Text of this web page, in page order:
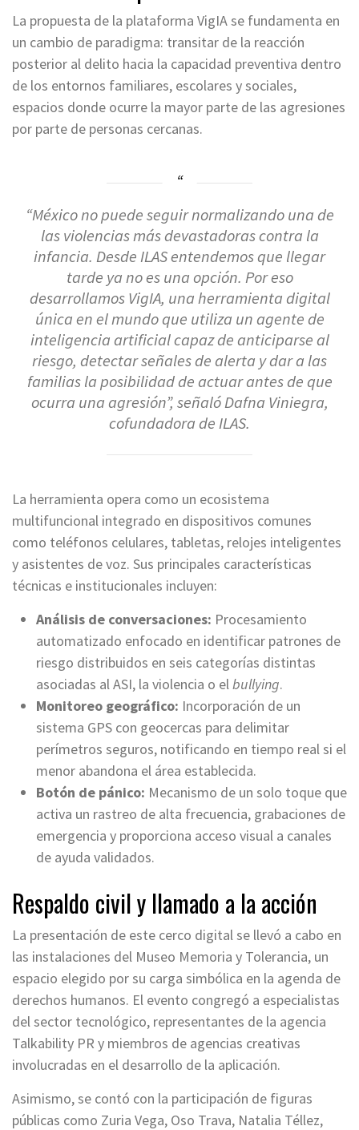
La propuesta de la plataforma VigIA se fundamenta en
un cambio de paradigma: transitar de la reacción
posterior al delito hacia la capacidad preventiva dentro
de los entornos familiares, escolares y sociales,
espacios donde ocurre la mayor parte de las agresiones
por parte de personas cercanas.
“México no puede seguir normalizando una de
las violencias más devastadoras contra la
infancia. Desde ILAS entendemos que llegar
tarde ya no es una opción. Por eso
desarrollamos VigIA, una herramienta digital
única en el mundo que utiliza un agente de
inteligencia artificial capaz de anticiparse al
riesgo, detectar señales de alerta y dar a las
familias la posibilidad de actuar antes de que
ocurra una agresión”, señaló Dafna Viniegra,
cofundadora de ILAS.
La herramienta opera como un ecosistema
multifuncional integrado en dispositivos comunes
como teléfonos celulares, tabletas, relojes inteligentes
y asistentes de voz. Sus principales características
técnicas e institucionales incluyen:
Análisis de conversaciones: Procesamiento
automatizado enfocado en identificar patrones de
riesgo distribuidos en seis categorías distintas
asociadas al ASI, la violencia o elbullying.
Monitoreo geográfico: Incorporación de un
sistema GPS con geocercas para delimitar
perímetros seguros, notificando en tiempo real si el
menor abandona el área establecida.
Botón de pánico: Mecanismo de un solo toque que
activa un rastreo de alta frecuencia, grabaciones de
emergencia y proporciona acceso visual a canales
de ayuda validados.
Respaldo civil y llamado a la acción
La presentación de este cerco digital se llevó a cabo en
las instalaciones del Museo Memoria y Tolerancia, un
espacio elegido por su carga simbólica en la agenda de
derechos humanos. El evento congregó a especialistas
del sector tecnológico, representantes de la agencia
Talkability PR y miembros de agencias creativas
involucradas en el desarrollo de la aplicación.
Asimismo, se contó con la participación de figuras
públicas como Zuria Vega, Oso Trava, Natalia Téllez,